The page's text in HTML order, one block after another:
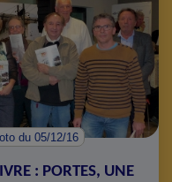
du 05/12/16
: PORTES, UNE